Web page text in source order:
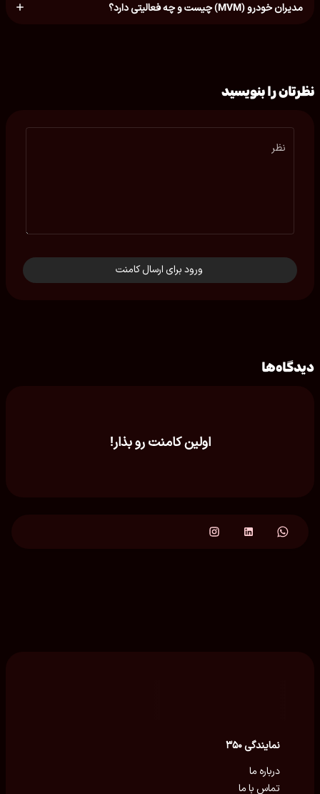
مدیران خودرو (MVM) چیست و چه فعالیتی دارد؟
نظرتان را بنویسید
نظر
ورود برای ارسال کامنت
دیدگاه‌ها
اولین کامنت رو بذار!
نمایندگی ۳۵۰
درباره ما
تماس با ما